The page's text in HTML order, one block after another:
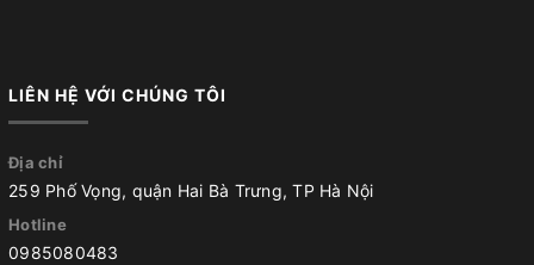
LIÊN HỆ VỚI CHÚNG TÔI
Địa chỉ
259 Phố Vọng, quận Hai Bà Trưng, TP Hà Nội
Hotline
0985080483